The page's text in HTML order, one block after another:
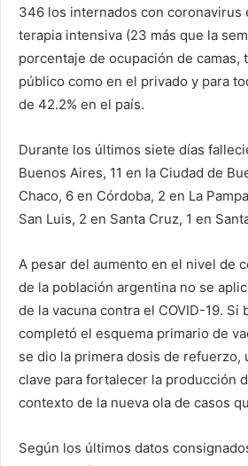
346 los internados con coronavirus
terapia intensiva (23 más que la
porcentaje de ocupación de camas,
público como en el privado y para
de 42.2% en el país.
Durante los últimos siete días
Buenos Aires, 11 en la Ciudad de
Chaco, 6 en Córdoba, 2 en La
San Luis, 2 en Santa Cruz, 1 en
A pesar del aumento en el nivel de
de la población argentina no se
de la vacuna contra el COVID-19. Si
completó el esquema primario de
se dio la primera dosis de refuerzo,
clave para fortalecer la producción
contexto de la nueva ola de casos
Según los últimos datos